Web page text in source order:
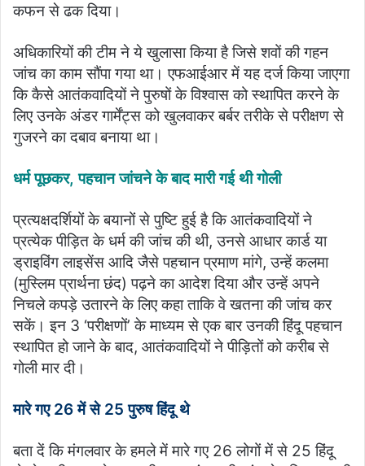
कफन से ढक दिया।
अधिकारियों की टीम ने ये खुलासा किया है जिसे शवों की गहन
जांच का काम सौंपा गया था। एफआईआर में यह दर्ज किया जाएगा
कि कैसे आतंकवादियों ने पुरुषों के विश्वास को स्थापित करने के
लिए उनके अंडर गार्मेंट्स को खुलवाकर बर्बर तरीके से परीक्षण से
गुजरने का दबाव बनाया था।
धर्म पूछकर, पहचान जांचने के बाद मारी गई थी गोली
प्रत्यक्षदर्शियों के बयानों से पुष्टि हुई है कि आतंकवादियों ने
प्रत्येक पीड़ित के धर्म की जांच की थी, उनसे आधार कार्ड या
ड्राइविंग लाइसेंस आदि जैसे पहचान प्रमाण मांगे, उन्हें कलमा
(मुस्लिम प्रार्थना छंद) पढ़ने का आदेश दिया और उन्हें अपने
निचले कपड़े उतारने के लिए कहा ताकि वे खतना की जांच कर
सकें। इन 3 ‘परीक्षणों’ के माध्यम से एक बार उनकी हिंदू पहचान
स्थापित हो जाने के बाद, आतंकवादियों ने पीड़ितों को करीब से
गोली मार दी।
मारे गए 26 में से 25 पुरुष हिंदू थे
बता दें कि मंगलवार के हमले में मारे गए 26 लोगों में से 25 हिंदू